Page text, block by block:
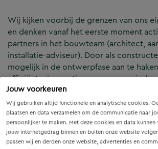
Jouw voorkeuren
Wij gebruiken altijd functionele en analytische cookies.
plaatsen en data verzamelen om de communicatie naar
persoonlijker te maken. Met deze cookies en data
jouw internetgedrag binnen en buiten onze website
passen wij en derden onze website, advertenties en
Wij kijken voorbij de grenzen van ons
en denken vanaf het eerste moment
partners in het bouwteam (architect,
installatie-adviseur). Door als
mogelijk in de ontwerpfase aan te
efficiënte, innovatieve en economisch
constructies — voor zowel nieuwbouw
Onze Expertises en Activiteiten
B&Z Bouwtechniek verzorgt het